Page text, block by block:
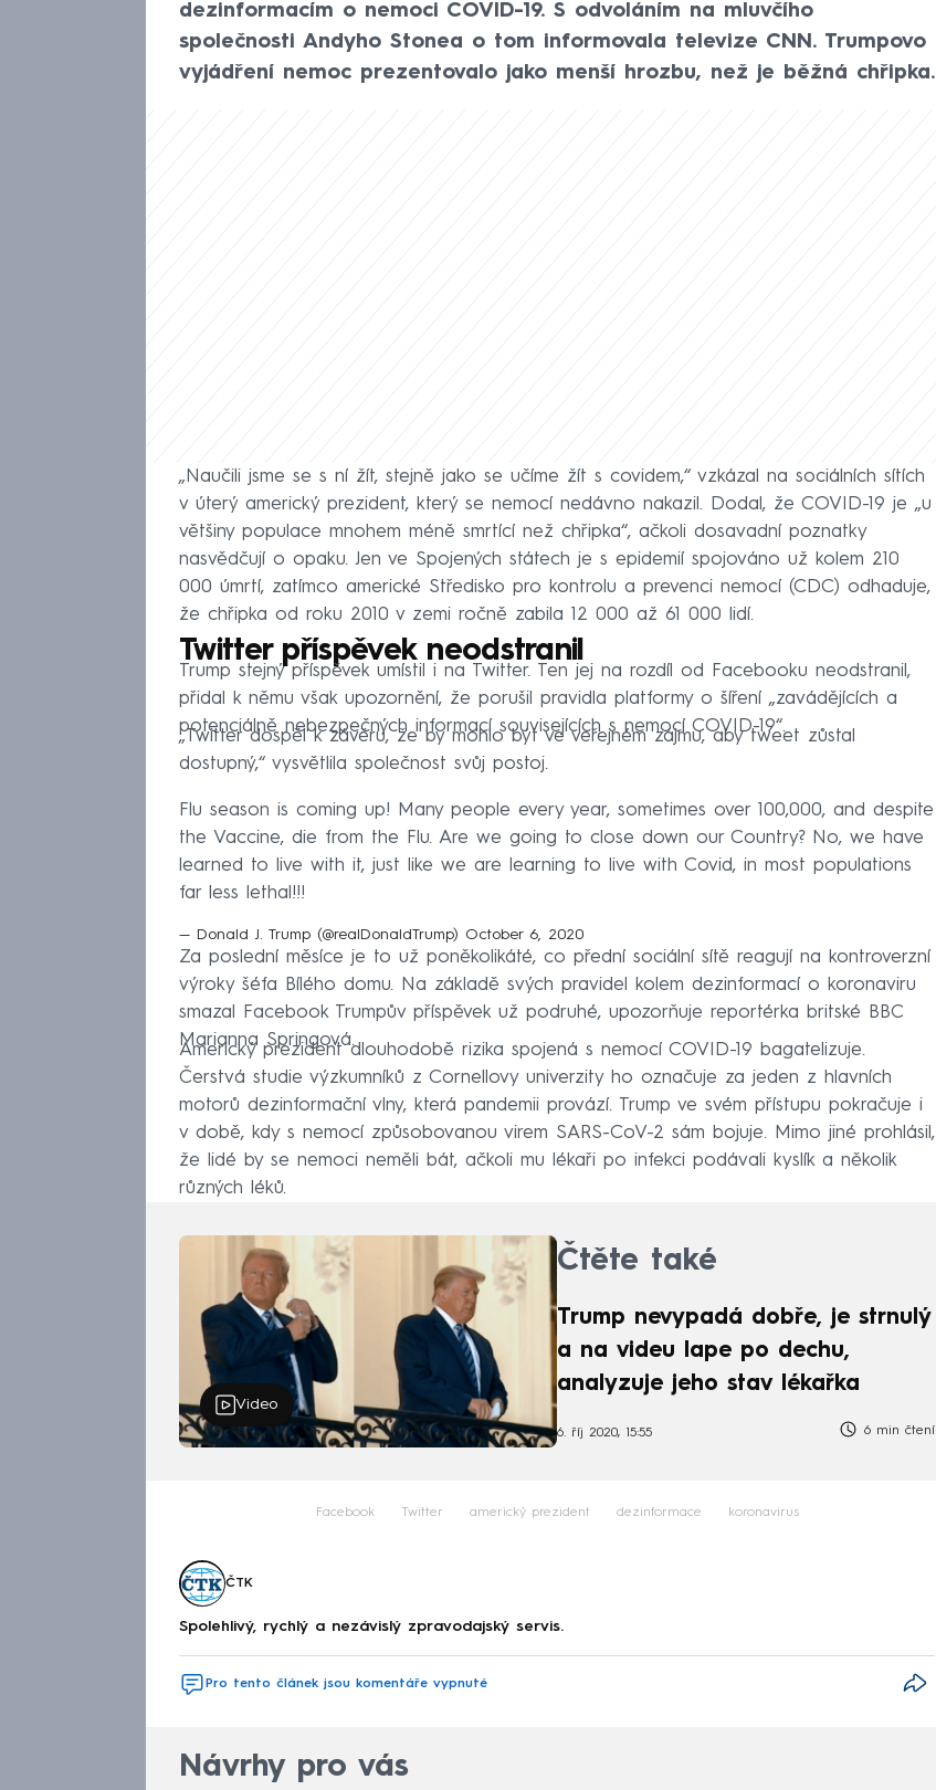
dezinformacím o nemoci COVID-19. S odvoláním na mluvčího
společnosti Andyho Stonea o tom informovala televize CNN. Trumpovo
vyjádření nemoc prezentovalo jako menší hrozbu, než je běžná chřipka.
„Naučili jsme se s ní žít, stejně jako se učíme žít s covidem,“ vzkázal na sociálních sítích
v úterý americký prezident, který se nemocí nedávno nakazil. Dodal, že COVID-19 je „u
většiny populace mnohem méně smrtící než chřipka“, ačkoli dosavadní poznatky
nasvědčují o opaku. Jen ve Spojených státech je s epidemií spojováno už kolem 210
000 úmrtí, zatímco americké Středisko pro kontrolu a prevenci nemocí (CDC) odhaduje,
že chřipka od roku 2010 v zemi ročně zabila 12 000 až 61 000 lidí.
Twitter příspěvek neodstranil
Trump stejný příspěvek umístil i na Twitter. Ten jej na rozdíl od Facebooku neodstranil,
přidal k němu však upozornění, že porušil pravidla platformy o šíření „zavádějících a
potenciálně nebezpečných informací souvisejících s nemocí COVID-19“.
„Twitter dospěl k závěru, že by mohlo být ve veřejném zájmu, aby tweet zůstal
dostupný,“ vysvětlila společnost svůj postoj.
Flu season is coming up! Many people every year, sometimes over 100,000, and despite
the Vaccine, die from the Flu. Are we going to close down our Country? No, we have
learned to live with it, just like we are learning to live with Covid, in most populations
far less lethal!!!
— Donald J. Trump (@realDonaldTrump) October 6, 2020
Za poslední měsíce je to už poněkolikáté, co přední sociální sítě reagují na kontroverzní
výroky šéfa Bílého domu. Na základě svých pravidel kolem dezinformací o koronaviru
smazal Facebook Trumpův příspěvek už podruhé, upozorňuje reportérka britské BBC
Marianna Springová.
Americký prezident dlouhodobě rizika spojená s nemocí COVID-19 bagatelizuje.
Čerstvá studie výzkumníků z Cornellovy univerzity ho označuje za jeden z hlavních
motorů dezinformační vlny, která pandemii provází. Trump ve svém přístupu pokračuje i
v době, kdy s nemocí způsobovanou virem SARS-CoV-2 sám bojuje. Mimo jiné prohlásil,
že lidé by se nemoci neměli bát, ačkoli mu lékaři po infekci podávali kyslík a několik
různých léků.
Video
Čtěte také
Trump nevypadá dobře, je strnulý
a na videu lape po dechu,
analyzuje jeho stav lékařka
6. říj 2020, 15:55 6 min čtení
Facebook Twitter americký prezident dezinformace koronavirus
ČTK
Spolehlivý, rychlý a nezávislý zpravodajský servis.
Pro tento článek jsou komentáře vypnuté
Návrhy pro vás